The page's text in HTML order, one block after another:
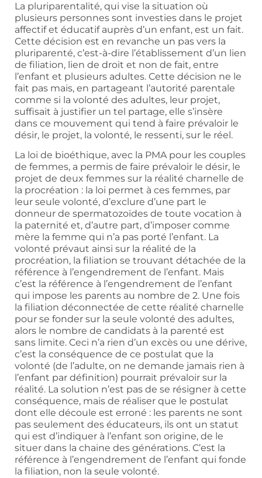
La pluriparentalité, qui vise la situation où
plusieurs personnes sont investies dans le projet
affectif et éducatif auprès d’un enfant, est un fait.
Cette décision est en revanche un pas vers la
pluriparenté, c’est-à-dire l’établissement d’un lien
de filiation, lien de droit et non de fait, entre
l’enfant et plusieurs adultes. Cette décision ne le
fait pas mais, en partageant l’autorité parentale
comme si la volonté des adultes, leur projet,
suffisait à justifier un tel partage, elle s’insère
dans ce mouvement qui tend à faire prévaloir le
désir, le projet, la volonté, le ressenti, sur le réel.
La loi de bioéthique, avec la PMA pour les couples
de femmes, a permis de faire prévaloir le désir, le
projet de deux femmes sur la réalité charnelle de
la procréation : la loi permet à ces femmes, par
leur seule volonté, d’exclure d’une part le
donneur de spermatozoïdes de toute vocation à
la paternité et, d’autre part, d’imposer comme
mère la femme qui n’a pas porté l’enfant. La
volonté prévaut ainsi sur la réalité de la
procréation, la filiation se trouvant détachée de la
référence à l’engendrement de l’enfant. Mais
c’est la référence à l’engendrement de l’enfant
qui impose les parents au nombre de 2. Une fois
la filiation déconnectée de cette réalité charnelle
pour se fonder sur la seule volonté des adultes,
alors le nombre de candidats à la parenté est
sans limite. Ceci n’a rien d’un excès ou une dérive,
c’est la conséquence de ce postulat que la
volonté (de l’adulte, on ne demande jamais rien à
l’enfant par définition) pourrait prévaloir sur la
réalité. La solution n’est pas de se résigner à cette
conséquence, mais de réaliser que le postulat
dont elle découle est erroné : les parents ne sont
pas seulement des éducateurs, ils ont un statut
qui est d’indiquer à l’enfant son origine, de le
situer dans la chaine des générations. C’est la
référence à l’engendrement de l’enfant qui fonde
la filiation, non la seule volonté.